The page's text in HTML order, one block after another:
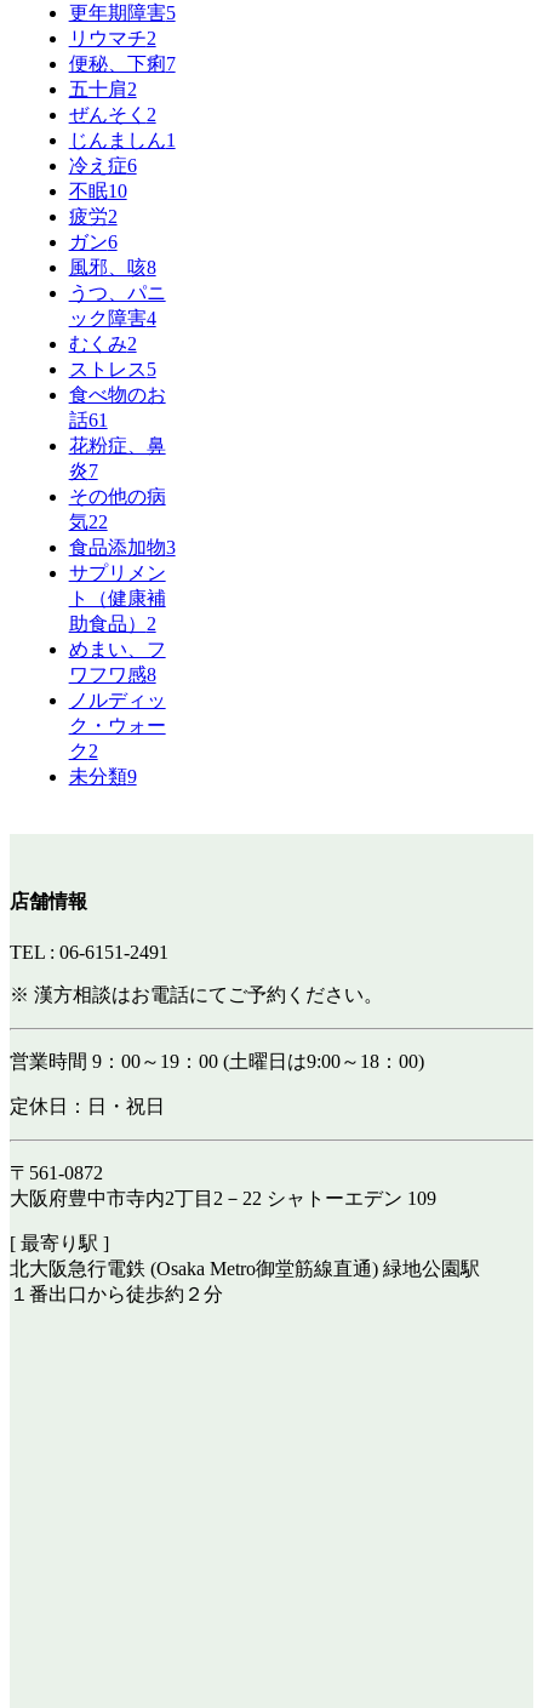
更年期障害5
リウマチ2
便秘、下痢7
五十肩2
ぜんそく 2
じんましん1
冷え症6
不眠10
疲労2
ガン6
風邪、咳8
うつ、パニ
ック障害4
むくみ2
ストレス5
食べ物のお
話61
花粉症、鼻
炎7
その他の病
気22
食品添加物3
サプリメン
ト（健康補
助食品） 2
めまい、フ
ワフワ感8
ノルディッ
ク・ウォー
ク2
未分類9
店舗情報
TEL : 06-6151-2491
※ 漢方相談はお電話にてご予約ください。
営業時間 9：00～19：00 (土曜日は9:00～18：00)
定休日：日・祝日
〒561-0872
大阪府豊中市寺内2丁目2－22 シャトーエデン 109
[ 最寄り駅 ]
北大阪急行電鉄 (Osaka Metro御堂筋線直通) 緑地公園駅
１番出口から徒歩約２分